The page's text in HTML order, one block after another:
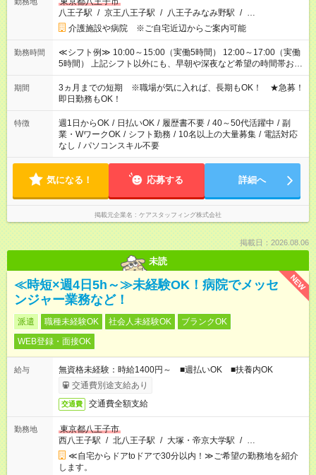
八王子駅 / 京王八王子駅 / 八王子みなみ野駅 / …
介護施設や病院 ※ご自宅近辺からご案内可能
勤務時間
≪シフト例≫ 10:00～15:00（実働5時間） 12:00～17:00（実働
5時間） 上記シフト以外にも、早朝や深夜など希望の時間帯お聞
かせください！ 事前に担当からヒアリングもしますので、ご安
心ください！
期間
3ヵ月までの短期 ※職場が気に入れば、長期もOK！ ★急募！
即日勤務もOK！
特徴 週1日からOK / 日払いOK / 履歴書不要 / 40～50代活躍中 / 副
業・WワークOK / シフト勤務 / 10名以上の大量募集 / 電話対応
なし / パソコンスキル不要
気になる！ 応募する 詳細へ
掲載元企業名 ケアスタッフィング株式会社
掲載日：2026.08.06
未読
NEW
≪時短×週4日5h～≫未経験OK！病院でメッセ
ンジャー業務など！
派遣 職種未経験OK 社会人未経験OK
ブランクOK
WEB登録・面接OK
給与
無資格未経験：時給1400円～ ■週払いOK ■扶養内OK
交通費別途支給あり
交通費 交通費全額支給
勤務地
東京都八王子市
西八王子駅 / 北八王子駅 / 大塚・帝京大学駅 / …
≪自宅からドアtoドアで30分以内！≫ご希望の勤務地を紹介
します。